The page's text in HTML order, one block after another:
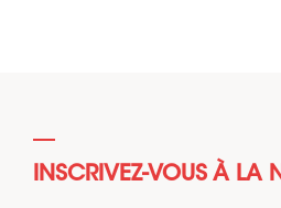
INSCRIVEZ-VOUS À LA